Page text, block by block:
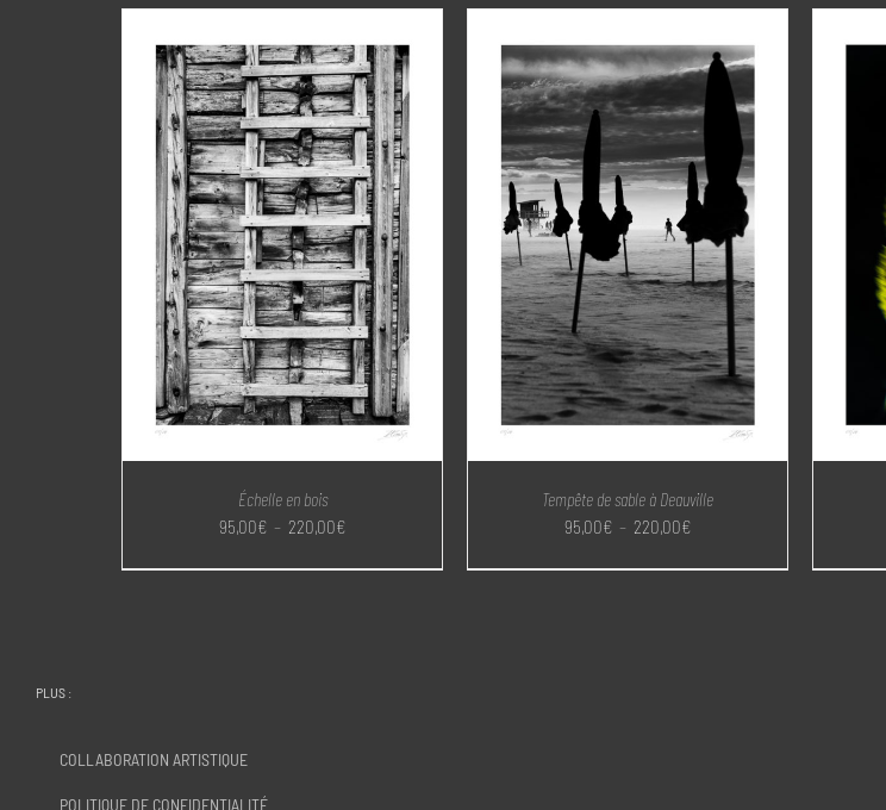
Échelle en bois
95,00€ – 220,00€
prix :
Tempête de sable à Deauville
95,00€ – 220,00€
prix :
PLUS :
COLLABORATION ARTISTIQUE
POLITIQUE DE CONFIDENTIALITÉ